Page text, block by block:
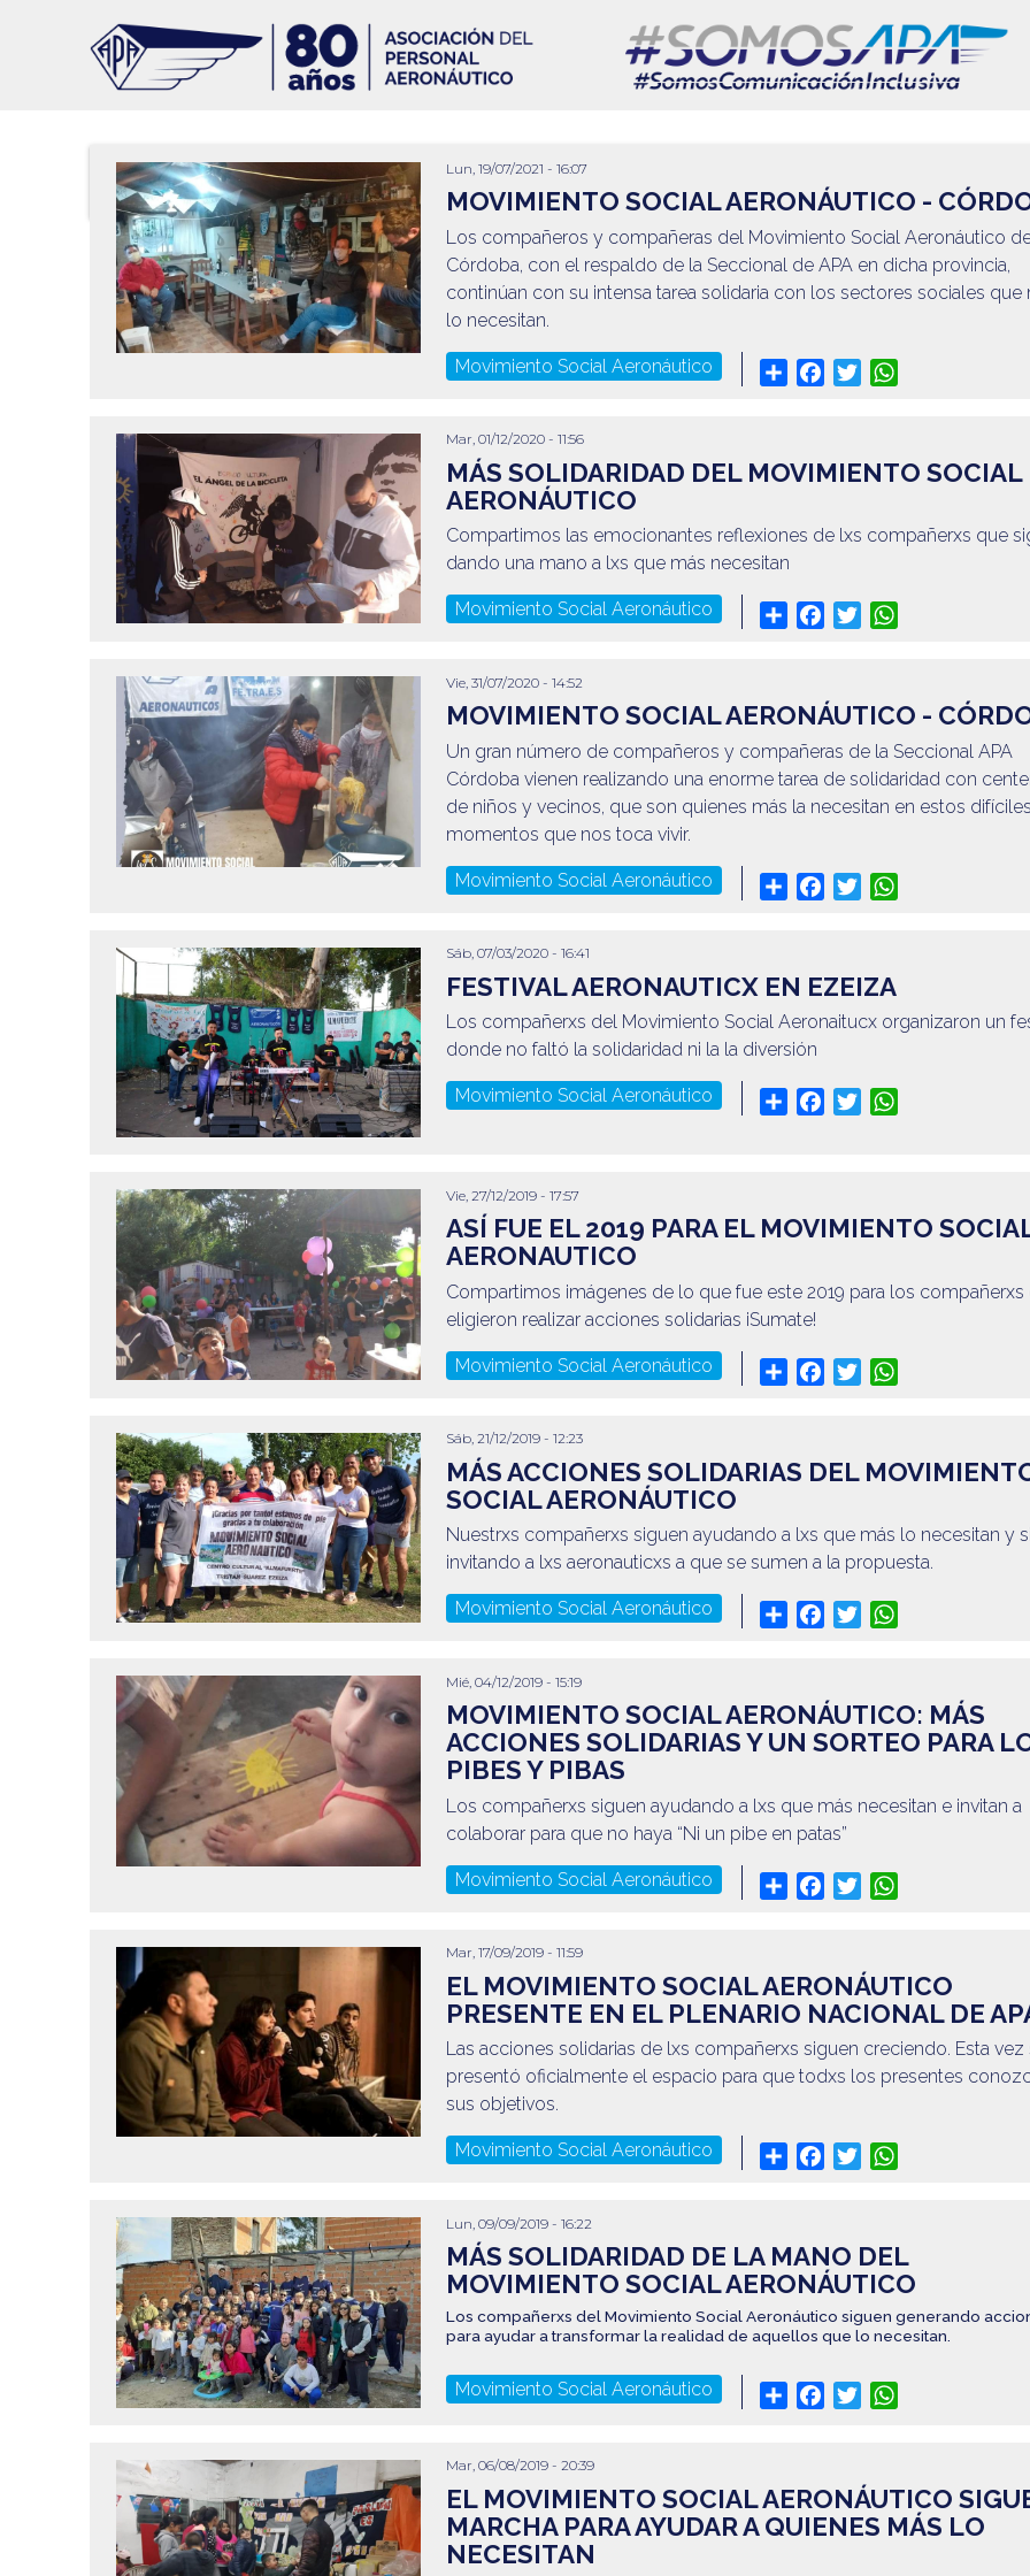
Lun, 19/07/2021 - 16:07
MOVIMIENTO SOCIAL AERONÁUTICO -
Los compañeros y compañeras del Movimiento Social Aeronáutico
Córdoba, con el respaldo de la Seccional de APA en dicha provincia,
continúan con su intensa tarea solidaria con los sectores sociales que
lo necesitan.
Movimiento Social Aeronáutico Share Facebook
Twitter
Mar, 01/12/2020 - 11:56
MÁS SOLIDARIDAD DEL MOVIMIENTO SOCIAL
AERONÁUTICO
Compartimos las emocionantes reflexiones de lxs compañerxs que
dando una mano a lxs que más necesitan
Movimiento Social Aeronáutico Share Facebook
Twitter
Vie, 31/07/2020 - 14:52
MOVIMIENTO SOCIAL AERONÁUTICO -
Un gran número de compañeros y compañeras de la Seccional APA
Córdoba vienen realizando una enorme tarea de solidaridad con
de niños y vecinos, que son quienes más la necesitan en estos difíciles
momentos que nos toca vivir.
Movimiento Social Aeronáutico Share Facebook
Twitter
Sáb, 07/03/2020 - 16:41
FESTIVAL AERONAUTICX EN EZEIZA
Los compañerxs del Movimiento Social Aeronaitucx organizaron un
donde no faltó la solidaridad ni la la diversión
Movimiento Social Aeronáutico Share Facebook
Twitter
Vie, 27/12/2019 - 17:57
ASÍ FUE EL 2019 PARA EL MOVIMIENTO
AERONAUTICO
Compartimos imágenes de lo que fue este 2019 para los compañerxs
eligieron realizar acciones solidarias ¡Sumate!
Movimiento Social Aeronáutico Share Facebook
Twitter
Sáb, 21/12/2019 - 12:23
MÁS ACCIONES SOLIDARIAS DEL
SOCIAL AERONÁUTICO
Nuestrxs compañerxs siguen ayudando a lxs que más lo necesitan y
invitando a lxs aeronauticxs a que se sumen a la propuesta.
Movimiento Social Aeronáutico Share Facebook
Twitter
Mié, 04/12/2019 - 15:19
MOVIMIENTO SOCIAL AERONÁUTICO: MÁS
ACCIONES SOLIDARIAS Y UN SORTEO PARA
PIBES Y PIBAS
Los compañerxs siguen ayudando a lxs que más necesitan e invitan a
colaborar para que no haya “Ni un pibe en patas”
Movimiento Social Aeronáutico Share Facebook
Twitter
Mar, 17/09/2019 - 11:59
EL MOVIMIENTO SOCIAL AERONÁUTICO
PRESENTE EN EL PLENARIO NACIONAL DE
Las acciones solidarias de lxs compañerxs siguen creciendo. Esta vez
presentó oficialmente el espacio para que todxs los presentes
sus objetivos.
Movimiento Social Aeronáutico Share Facebook
Twitter
Lun, 09/09/2019 - 16:22
MÁS SOLIDARIDAD DE LA MANO DEL
MOVIMIENTO SOCIAL AERONÁUTICO
Los compañerxs del Movimiento Social Aeronáutico siguen generando
para ayudar a transformar la realidad de aquellos que lo necesitan.
Movimiento Social Aeronáutico Share Facebook
Twitter
Mar, 06/08/2019 - 20:39
EL MOVIMIENTO SOCIAL AERONÁUTICO
MARCHA PARA AYUDAR A QUIENES MÁS LO
NECESITAN
Paginación